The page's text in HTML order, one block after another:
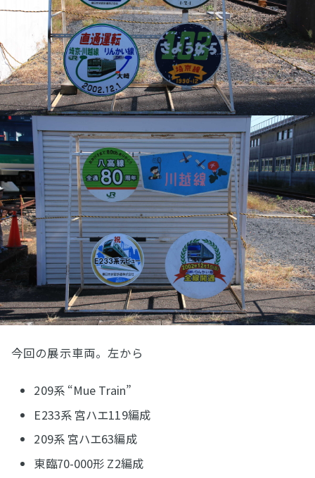
今回の展示車両。左から
209系 “Mue Train”
E233系 宮ハエ119編成
209系 宮ハエ63編成
東臨70-000形 Z2編成